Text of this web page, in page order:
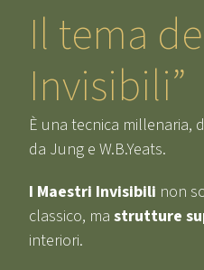
Il tema
Invisibili”
È una tecnica millenaria,
da Jung e W.B.Yeats.
I Maestri Invisibili non
classico, ma strutture
interiori.